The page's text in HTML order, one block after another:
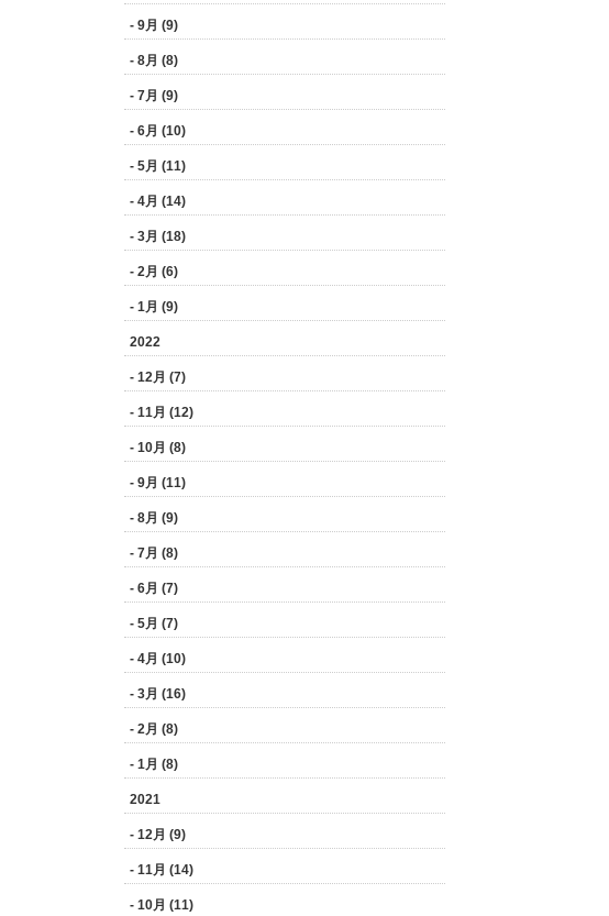
- 9月 (9)
- 8月 (8)
- 7月 (9)
- 6月 (10)
- 5月 (11)
- 4月 (14)
- 3月 (18)
- 2月 (6)
- 1月 (9)
2022
- 12月 (7)
- 11月 (12)
- 10月 (8)
- 9月 (11)
- 8月 (9)
- 7月 (8)
- 6月 (7)
- 5月 (7)
- 4月 (10)
- 3月 (16)
- 2月 (8)
- 1月 (8)
2021
- 12月 (9)
- 11月 (14)
- 10月 (11)